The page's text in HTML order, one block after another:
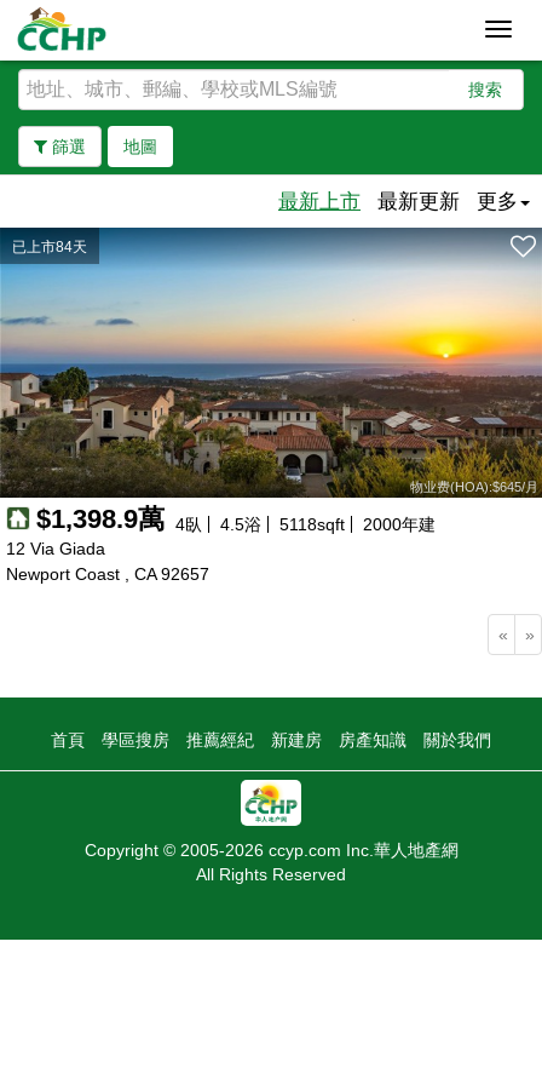
搜索
篩選 地圖
去除邊界
最新上市 最新更新 更多
已上市84天
物业费(HOA):$645/月
$1,398.9萬 4臥 4.5浴 5118sqft 2000年建
12 Via Giada
Newport Coast , CA 92657
« »
首頁 學區搜房 推薦經紀 新建房 房產知識 關於我們
Copyright © 2005-2026 ccyp.com Inc.華人地產網
All Rights Reserved